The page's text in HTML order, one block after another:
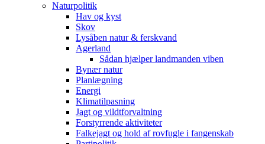
Naturpolitik
Hav og kyst
Skov
Lysåben natur & ferskvand
Agerland
Sådan hjælper landmanden viben
Bynær natur
Planlægning
Energi
Klimatilpasning
Jagt og vildtforvaltning
Forstyrrende aktiviteter
Falkejagt og hold af rovfugle i fangenskab